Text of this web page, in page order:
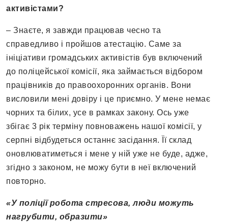
активістами?
– Знаєте, я завжди працював чесно та
справедливо і пройшов атестацію. Саме за
ініціативи громадських активістів був включений
до поліцейської комісії, яка займається відбором
працівників до правоохоронних органів. Вони
висловили мені довіру і це приємно. У мене немає
чорних та білих, усе в рамках закону. Ось уже
збігає 3 рік терміну повноважень нашої комісії, у
серпні відбудеться останнє засідання. Її склад
оновлюватиметься і мене у ній уже не буде, адже,
згідно з законом, не можу бути в неї включений
повторно.
«У поліції робота стресова, люди можуть
нагрубити, образити»